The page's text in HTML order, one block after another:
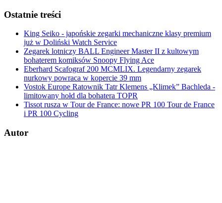
Ostatnie treści
King Seiko - japońskie zegarki mechaniczne klasy premium
już w Doliński Watch Service
Zegarek lotniczy BALL Engineer Master II z kultowym
bohaterem komiksów Snoopy Flying Ace
Eberhard Scafograf 200 MCMLIX. Legendarny zegarek
nurkowy powraca w kopercie 39 mm
Vostok Europe Ratownik Tatr Klemens „Klimek” Bachleda -
limitowany hołd dla bohatera TOPR
Tissot rusza w Tour de France: nowe PR 100 Tour de France
i PR 100 Cycling
Autor